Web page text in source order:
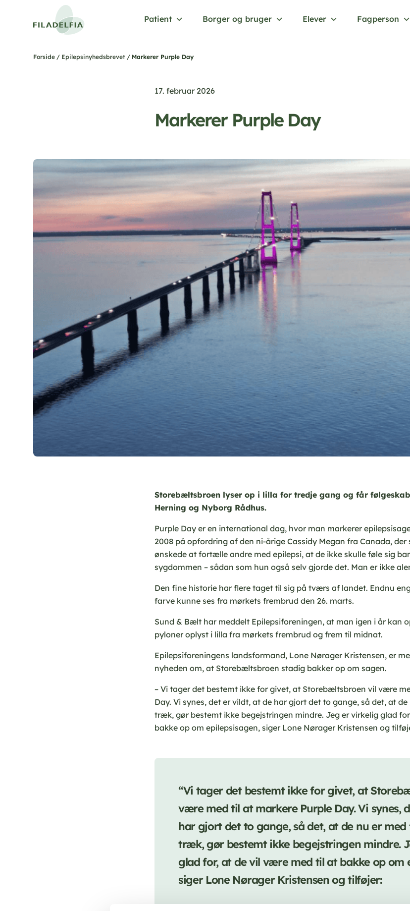
Patient Borger og bruger Elever Fagperson
Forside / Epilepsinyhedsbrevet / Markerer Purple Day
17. februar 2026
Markerer Purple Day
Storebæltsbroen lyser op i lilla for tredje gang og får
Herning og Nyborg Rådhus.
Purple Day er en international dag, hvor man markerer
2008 på opfordring af den ni-årige Cassidy Megan fra Canada, der
ønskede at fortælle andre med epilepsi, at de ikke skulle føle sig
sygdommen – sådan som hun også selv gjorde det. Man er ikke
Den fine historie har flere taget til sig på tværs af landet. Endnu
farve kunne ses fra mørkets frembrud den 26. marts.
Sund & Bælt har meddelt Epilepsiforeningen, at man igen i år kan
pyloner oplyst i lilla fra mørkets frembrud og frem til midnat.
Epilepsiforeningens landsformand, Lone Nørager Kristensen, er
nyheden om, at Storebæltsbroen stadig bakker op om sagen.
– Vi tager det bestemt ikke for givet, at Storebæltsbroen vil være
Day. Vi synes, det er vildt, at de har gjort det to gange, så det, at
træk, gør bestemt ikke begejstringen mindre. Jeg er virkelig glad
bakke op om epilepsisagen, siger Lone Nørager Kristensen og
“Vi tager det bestemt ikke for givet, at
være med til at markere Purple Day. Vi synes,
har gjort det to gange, så det, at de nu er
træk, gør bestemt ikke begejstringen mindre.
glad for, at de vil være med til at bakke op om
siger Lone Nørager Kristensen og tilføjer: